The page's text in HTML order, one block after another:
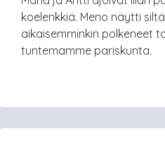
koelenkkiä. Meno näytti
aikaisemminkin polkeneet
tuntemamme pariskunta.